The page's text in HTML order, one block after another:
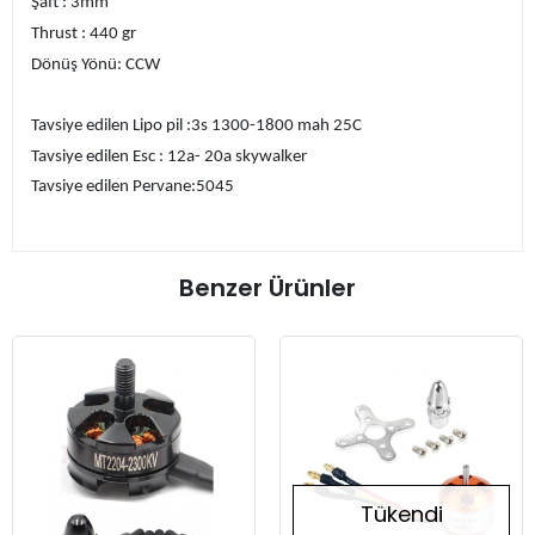
Thrust : 440 gr
Dönüş Yönü: CCW
Tavsiye edilen Lipo pil :3s 1300-1800 mah 25C
Tavsiye edilen Esc : 12a- 20a skywalker
Tavsiye edilen Pervane:5045
Benzer Ürünler
Tükendi